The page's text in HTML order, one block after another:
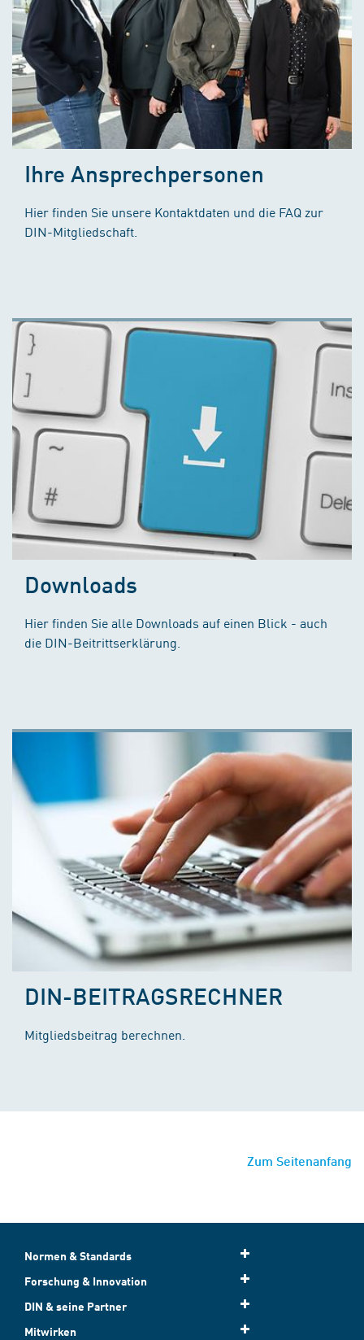
Ihre Ansprechpersonen
Hier finden Sie unsere Kontaktdaten und die FAQ zur
DIN-Mitgliedschaft.
Downloads
Hier finden Sie alle Downloads auf einen Blick - auch
die DIN-Beitrittserklärung.
DIN-BEITRAGSRECHNER
Mitgliedsbeitrag berechnen.
Zum Seitenanfang
Normen & Standards
Forschung & Innovation
DIN & seine Partner
Mitwirken